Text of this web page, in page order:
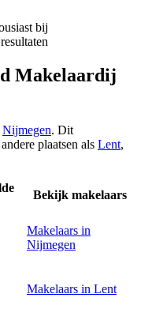
bij
Makelaardij
Nijmegen. Dit
plaatsen als Lent,
Bekijk makelaars
Makelaars in
Nijmegen
Makelaars in Lent